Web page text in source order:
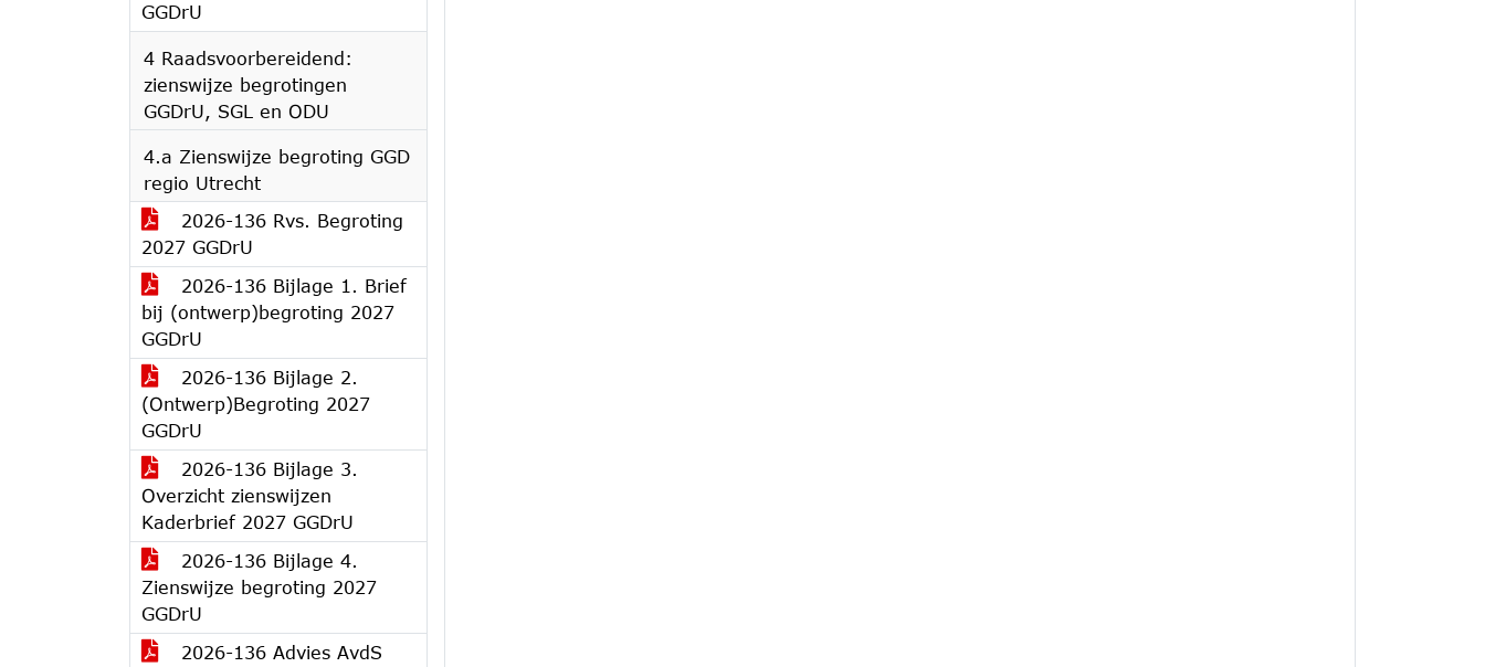
GGDrU
4 Raadsvoorbereidend:
zienswijze begrotingen
GGDrU, SGL en ODU
4.a Zienswijze begroting GGD
regio Utrecht
2026-136 Rvs. Begroting
2027 GGDrU
2026-136 Bijlage 1. Brief
bij (ontwerp)begroting 2027
GGDrU
2026-136 Bijlage 2.
(Ontwerp)Begroting 2027
GGDrU
2026-136 Bijlage 3.
Overzicht zienswijzen
Kaderbrief 2027 GGDrU
2026-136 Bijlage 4.
Zienswijze begroting 2027
GGDrU
2026-136 Advies AvdS